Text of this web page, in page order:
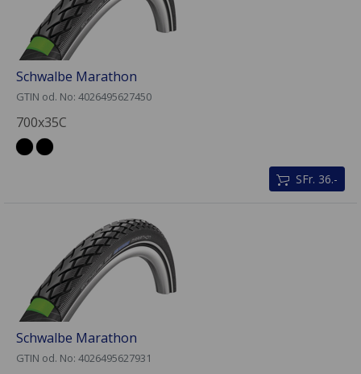
Schwalbe Marathon
GTIN od. No: 4026495627450
700x35C
SFr. 36.-
Schwalbe Marathon
GTIN od. No: 4026495627931